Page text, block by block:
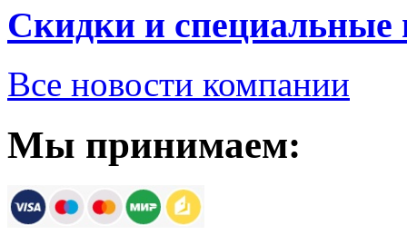
Скидки и специальные
Все новости компании
Мы принимаем: